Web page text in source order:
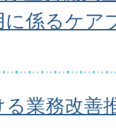
に係るケア
業務改善